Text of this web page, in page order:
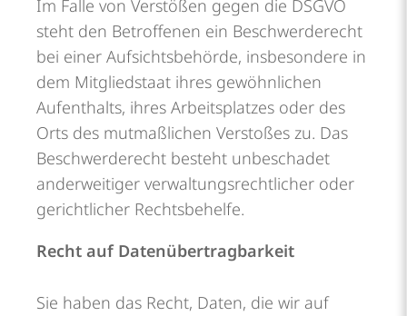
Im Falle von Verstößen gegen die DSGVO
steht den Betroffenen ein Beschwerderecht
bei einer Aufsichtsbehörde, insbesondere in
dem Mitgliedstaat ihres gewöhnlichen
Aufenthalts, ihres Arbeitsplatzes oder des
Orts des mutmaßlichen Verstoßes zu. Das
Beschwerderecht besteht unbeschadet
anderweitiger verwaltungsrechtlicher oder
gerichtlicher Rechtsbehelfe.
Recht auf Daten­übertrag­barkeit
Sie haben das Recht, Daten, die wir auf